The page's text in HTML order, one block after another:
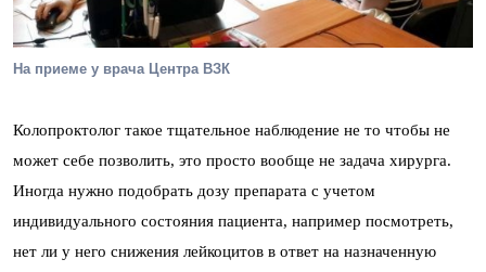
На приеме у врача Центра ВЗК
Колопроктолог такое тщательное наблюдение не то чтобы не
может себе позволить, это просто вообще не задача хирурга.
Иногда нужно подобрать дозу препарата с учетом
индивидуального состояния пациента, например посмотреть,
нет ли у него снижения лейкоцитов в ответ на назначенную